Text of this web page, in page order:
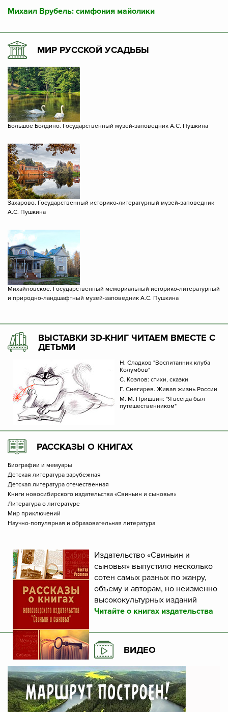
Михаил Врубель: симфония майолики
МИР РУССКОЙ УСАДЬБЫ
Большое Болдино. Государственный музей-заповедник А.С. Пушкина
Захарово. Государственный историко-литературный музей-заповедник
А.С. Пушкина
Михайловское. Государственный мемориальный историко-литературный
и природно-ландшафтный музей-заповедник А.С. Пушкина
ВЫСТАВКИ 3D-КНИГ ЧИТАЕМ ВМЕСТЕ С
ДЕТЬМИ
Н. Сладков "Воспитанник клуба
Колумбов"
С. Козлов: стихи, сказки
Г. Снегирев. Живая жизнь России
М. М. Пришвин: "Я всегда был
путешественником"
РАССКАЗЫ О КНИГАХ
Биографии и мемуары
Детская литература зарубежная
Детская литература отечественная
Книги новосибирского издательства «Свиньин и сыновья»
Литература о литературе
Мир приключений
Научно-популярная и образовательная литература
Издательство «Свиньин и
сыновья» выпустило несколько
сотен самых разных по жанру,
объему и авторам, но неизменно
высококультурных изданий
Читайте о книгах издательства
ВИДЕО